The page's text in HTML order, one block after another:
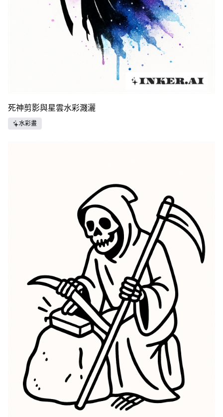
死神剪影與星雲水彩濺灑
水彩畫